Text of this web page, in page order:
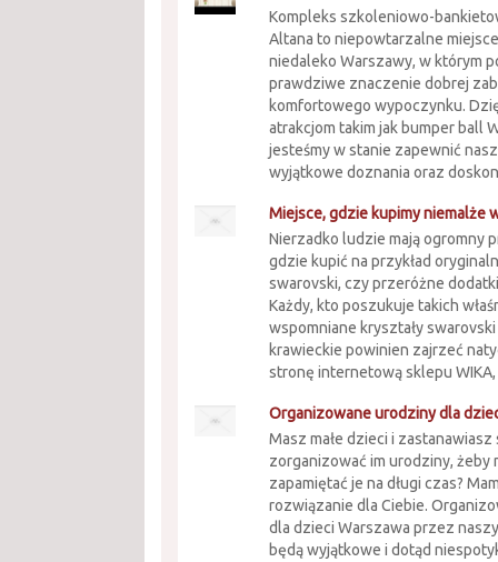
Kompleks szkoleniowo-
Altana to niepowtarzalne
niedaleko Warszawy, w którym
prawdziwe znaczenie dobrej
komfortowego wypoczynku.
atrakcjom takim jak bumper ball
jesteśmy w stanie zapewnić
wyjątkowe doznania oraz
Miejsce, gdzie kupimy niemalże
Nierzadko ludzie mają ogromny
gdzie kupić na przykład
swarovski, czy przeróżne
Każdy, kto poszukuje takich
wspomniane kryształy
krawieckie powinien zajrzeć
stronę internetową sklepu
Organizowane urodziny dla
Masz małe dzieci i zastanawiasz
zorganizować im urodziny, żeby
zapamiętać je na długi czas?
rozwiązanie dla Ciebie.
dla dzieci Warszawa przez
będą wyjątkowe i dotąd